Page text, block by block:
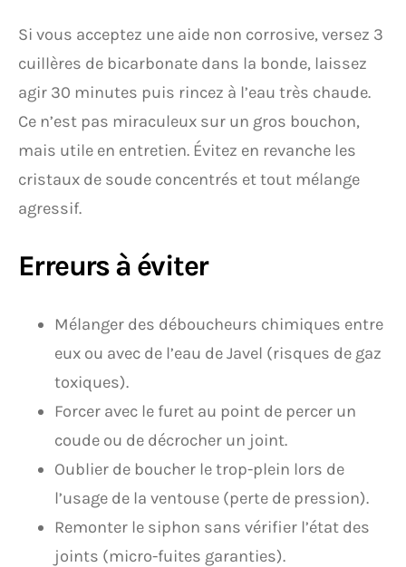
Si vous acceptez une aide non corrosive, versez 3
cuillères de bicarbonate dans la bonde, laissez
agir 30 minutes puis rincez à l’eau très chaude.
Ce n’est pas miraculeux sur un gros bouchon,
mais utile en entretien. Évitez en revanche les
cristaux de soude concentrés et tout mélange
agressif.
Erreurs à éviter
Mélanger des déboucheurs chimiques entre
eux ou avec de l’eau de Javel (risques de gaz
toxiques).
Forcer avec le furet au point de percer un
coude ou de décrocher un joint.
Oublier de boucher le trop-plein lors de
l’usage de la ventouse (perte de pression).
Remonter le siphon sans vérifier l’état des
joints (micro-fuites garanties).